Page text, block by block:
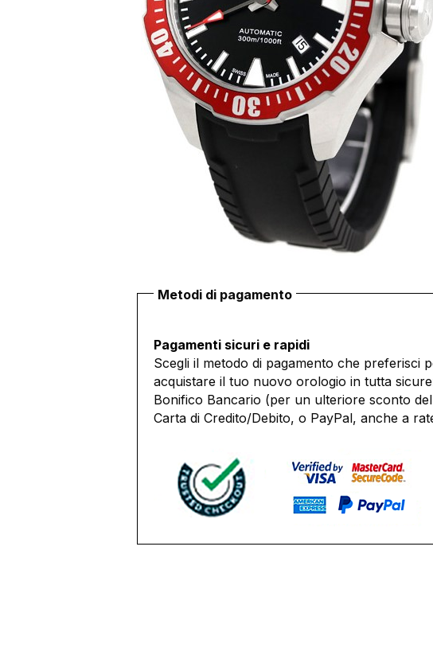
Metodi di pagamento
Pagamenti sicuri e rapidi
Scegli il metodo di pagamento che preferisci
acquistare il tuo nuovo orologio in tutta
Bonifico Bancario (per un ulteriore sconto
Carta di Credito/Debito, o PayPal, anche a